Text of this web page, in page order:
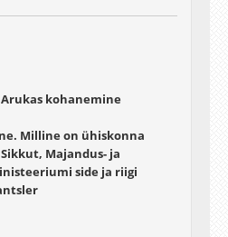
kohanemine
Milline on ühiskonna
Majandus- ja
side ja riigi